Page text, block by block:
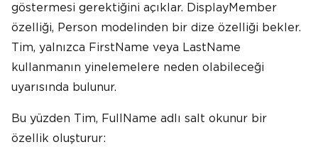
göstermesi gerektiğini açıklar. DisplayMember
özelliği, Person modelinden bir dize özelliği bekler.
Tim, yalnızca FirstName veya LastName
kullanmanın yinelemelere neden olabileceği
uyarısında bulunur.
Bu yüzden Tim, FullName adlı salt okunur bir
özellik oluşturur: